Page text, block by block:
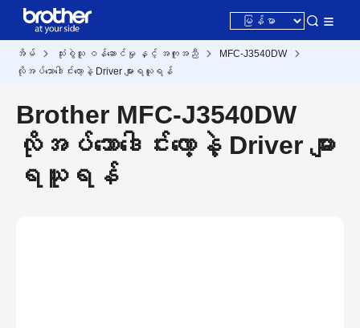
အိမ် သုံးစွဲသူ ဝန်ဆောင်မှု နှင့် အကူအညီ
MFC-J3540DW
လိုအပ်သောဒေါင်းလော့နဲ့ Driver များရယူရန်
Brother MFC-J3540DW
လိုအပ်သောဒေါင်းလော့နဲ့ Driver များ
ရယူရန်